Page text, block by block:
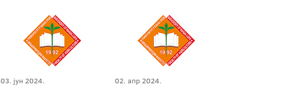
03. јун 2024. 02. апр 2024.